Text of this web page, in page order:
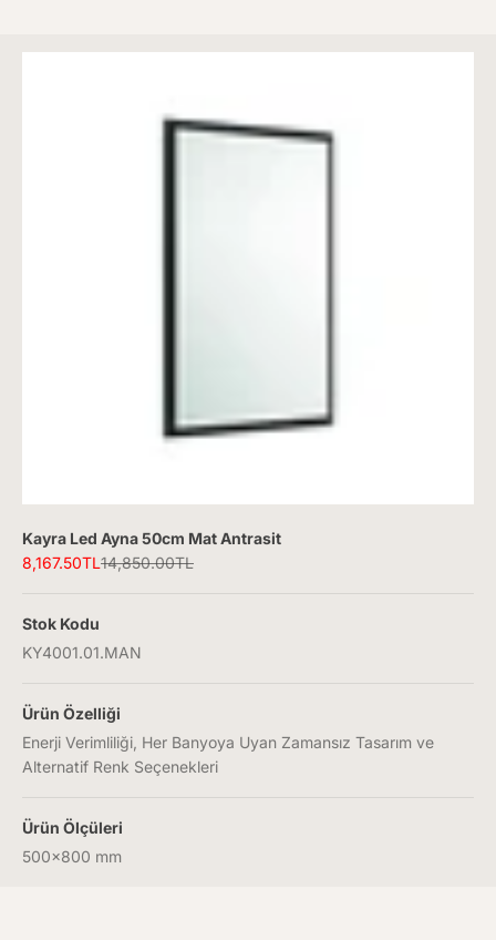
Kayra Led Ayna 50cm Mat Antrasit
İndirimli fiyat
8,167.50TLNormal fiyat
14,850.00TL
Stok Kodu
KY4001.01.MAN
Ürün Özelliği
Enerji Verimliliği, Her Banyoya Uyan Zamansız Tasarım ve
Alternatif Renk Seçenekleri
Ürün Ölçüleri
500x800 mm